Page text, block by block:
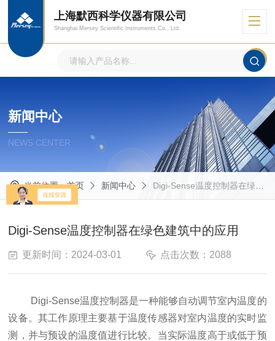
上海默西科学仪器有限公司
Shanghai Mersey Scientific Instruments Co., Ltd.
新闻中心
NEWS CENTER
当前位置：首页 新闻中心 Digi-Sense温度控制器在绿色建筑中的应用
Digi-Sense温度控制器在绿色建筑中的应用
更新时间：2024-03-01 点击次数：2088
Digi-Sense温度控制器是一种能够自动调节室内温度的
设备。其工作原理主要基于温度传感器对室内温度的实时监
测，并与预设的温度值进行比较。当实际温度高于或低于预